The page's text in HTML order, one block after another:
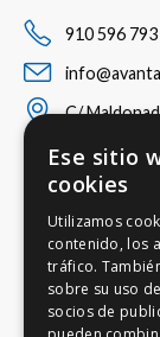
910 596 793
C/
Ese sitio
cookies
Utilizamos
contenido, los
tráfico.
sobre su uso
socios de